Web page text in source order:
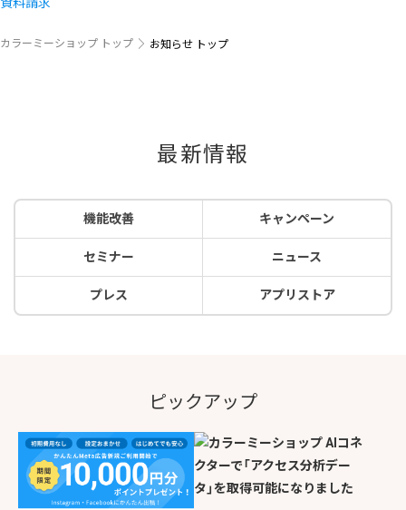
カラーミーショップ トップ お知らせ トップ
最新情報
機能改善 キャンペーン
セミナー ニュース
プレス アプリストア
ピックアップ